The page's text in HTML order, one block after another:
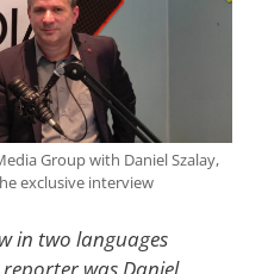
Group with Daniel Szalay,
exclusive interview
in two languages